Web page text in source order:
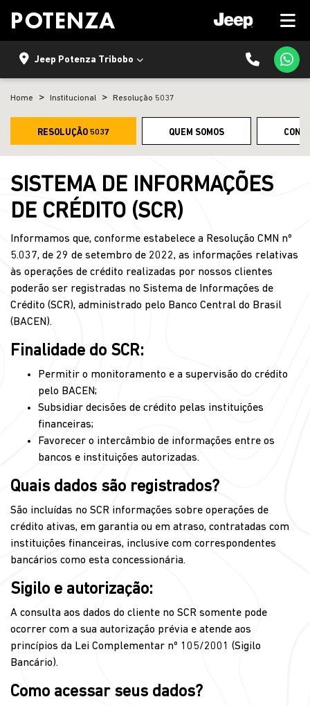
Jeep Potenza Tribobo
Home Institucional Resolução 5037
QUEM SOMOS
RESOLUÇÃO 5037
SISTEMA DE INFORMAÇÕES
DE CRÉDITO (SCR)
Informamos que, conforme estabelece a Resolução CMN nº
5.037, de 29 de setembro de 2022, as informações relativas
às operações de crédito realizadas por nossos clientes
poderão ser registradas no Sistema de Informações de
Crédito (SCR), administrado pelo Banco Central do Brasil
(BACEN).
Finalidade do SCR:
Permitir o monitoramento e a supervisão do crédito
pelo BACEN;
Subsidiar decisões de crédito pelas instituições
financeiras;
Favorecer o intercâmbio de informações entre os
bancos e instituições autorizadas.
Quais dados são registrados?
São incluídas no SCR informações sobre operações de
crédito ativas, em garantia ou em atraso, contratadas com
instituições financeiras, inclusive com correspondentes
bancários como esta concessionária.
Sigilo e autorização:
A consulta aos dados do cliente no SCR somente pode
ocorrer com a sua autorização prévia e atende aos
princípios da Lei Complementar nº 105/2001 (Sigilo
Bancário).
Como acessar seus dados?